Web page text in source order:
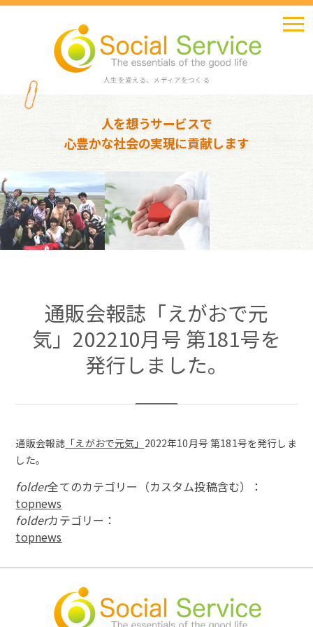
人生を変える、メディアをつくる
人を想うサービスで
心豊かな社会の実現に貢献します
通販会報誌「えがおで元
気」202210月号 第181号を
発行しました。
通販会報誌 「えがおで元気」 2022年10月号 第181号を発行しま
した。
folder全てのカテゴリー（カスタム投稿含む）：
topnews
folderカテゴリー：
topnews